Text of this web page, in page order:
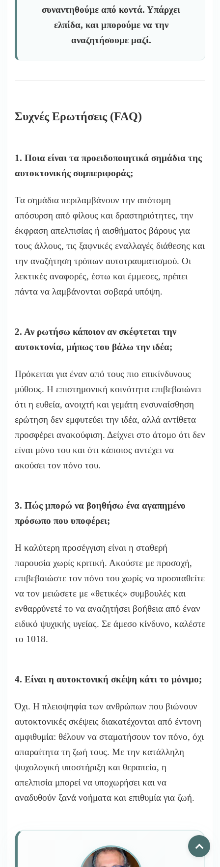
συναντηθούμε από κοντά. Υπάρχει
ελπίδα, και μπορούμε να την
αναζητήσουμε μαζί.
Συχνές Ερωτήσεις (FAQ)
1. Ποια είναι τα προειδοποιητικά σημάδια της
αυτοκτονικής συμπεριφοράς;
Τα σημάδια περιλαμβάνουν την απότομη
απόσυρση από φίλους και δραστηριότητες, την
έκφραση απελπισίας ή αισθήματος βάρους για
τους άλλους, τις ξαφνικές εναλλαγές διάθεσης και
την αναζήτηση τρόπων αυτοτραυματισμού. Οι
λεκτικές αναφορές, έστω και έμμεσες, πρέπει
πάντα να λαμβάνονται σοβαρά υπόψη.
2. Αν ρωτήσω κάποιον αν σκέφτεται την
αυτοκτονία, μήπως του βάλω την ιδέα;
Πρόκειται για έναν από τους πιο επικίνδυνους
μύθους. Η επιστημονική κοινότητα επιβεβαιώνει
ότι η ευθεία, ανοιχτή και γεμάτη ενσυναίσθηση
ερώτηση δεν εμφυτεύει την ιδέα, αλλά αντίθετα
προσφέρει ανακούφιση. Δείχνει στο άτομο ότι δεν
είναι μόνο του και ότι κάποιος αντέχει να
ακούσει τον πόνο του.
3. Πώς μπορώ να βοηθήσω ένα αγαπημένο
πρόσωπο που υποφέρει;
Η καλύτερη προσέγγιση είναι η σταθερή
παρουσία χωρίς κριτική. Ακούστε με προσοχή,
επιβεβαιώστε τον πόνο του χωρίς να προσπαθείτε
να τον μειώσετε με «θετικές» συμβουλές και
ενθαρρύνετέ το να αναζητήσει βοήθεια από έναν
ειδικό ψυχικής υγείας. Σε άμεσο κίνδυνο, καλέστε
το 1018.
4. Είναι η αυτοκτονική σκέψη κάτι το μόνιμο;
Όχι. Η πλειοψηφία των ανθρώπων που βιώνουν
αυτοκτονικές σκέψεις διακατέχονται από έντονη
αμφιθυμία: θέλουν να σταματήσουν τον πόνο, όχι
απαραίτητα τη ζωή τους. Με την κατάλληλη
ψυχολογική υποστήριξη και θεραπεία, η
απελπισία μπορεί να υποχωρήσει και να
αναδυθούν ξανά νοήματα και επιθυμία για ζωή.